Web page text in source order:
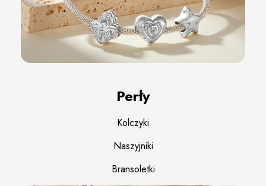
Perły
Kolczyki
Naszyjniki
Bransoletki